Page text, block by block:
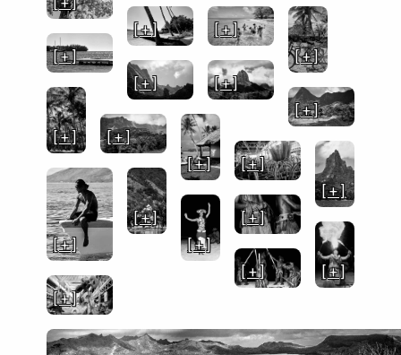
[ + ]
[ + ]
[ + ]
[ + ]
[ + ]
[ + ]
[ + ]
[ + ]
[ + ]
[ + ]
[ + ]
[ + ]
[ + ]
[ + ]
[ + ]
[ + ]
[ + ]
[ + ]
[ + ]
[ + ]